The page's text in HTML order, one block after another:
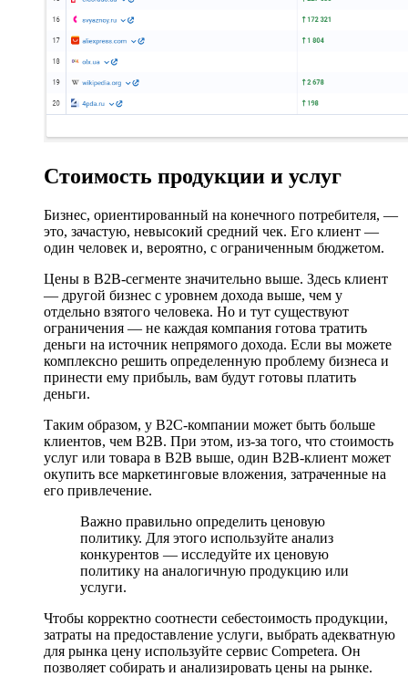
Стоимость продукции и услуг
Бизнес, ориентированный на конечного потребителя, —
это, зачастую, невысокий средний чек. Его клиент —
один человек и, вероятно, с ограниченным бюджетом.
Цены в B2B-сегменте значительно выше. Здесь клиент
— другой бизнес с уровнем дохода выше, чем у
отдельно взятого человека. Но и тут существуют
ограничения — не каждая компания готова тратить
деньги на источник непрямого дохода. Если вы можете
комплексно решить определенную проблему бизнеса и
принести ему прибыль, вам будут готовы платить
деньги.
Таким образом, у B2C-компании может быть больше
клиентов, чем B2B. При этом, из-за того, что стоимость
услуг или товара в B2B выше, один B2B-клиент может
окупить все маркетинговые вложения, затраченные на
его привлечение.
Важно правильно определить ценовую
политику. Для этого используйте анализ
конкурентов — исследуйте их ценовую
политику на аналогичную продукцию или
услуги.
Чтобы корректно соотнести себестоимость продукции,
затраты на предоставление услуги, выбрать адекватную
для рынка цену используйте сервис Competera. Он
позволяет собирать и анализировать цены на рынке.